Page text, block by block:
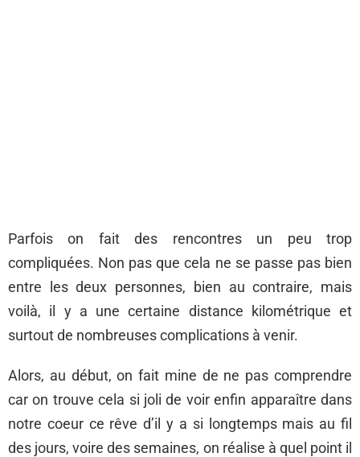
Parfois on fait des rencontres un peu trop
compliquées. Non pas que cela ne se passe pas bien
entre les deux personnes, bien au contraire, mais
voilà, il y a une certaine distance kilométrique et
surtout de nombreuses complications à venir.
Alors, au début, on fait mine de ne pas comprendre
car on trouve cela si joli de voir enfin apparaître dans
notre coeur ce rêve d’il y a si longtemps mais au fil
des jours, voire des semaines, on réalise à quel point il